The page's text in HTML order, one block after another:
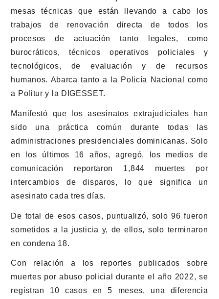
mesas técnicas que están llevando a cabo los
trabajos de renovación directa de todos los
procesos de actuación tanto legales, como
burocráticos, técnicos operativos policiales y
tecnológicos, de evaluación y de recursos
humanos. Abarca tanto a la Policía Nacional como
a Politur y la DIGESSET.
Manifestó que los asesinatos extrajudiciales han
sido una práctica común durante todas las
administraciones presidenciales dominicanas. Solo
en los últimos 16 años, agregó, los medios de
comunicación reportaron 1,844 muertes por
intercambios de disparos, lo que significa un
asesinato cada tres días.
De total de esos casos, puntualizó, solo 96 fueron
sometidos a la justicia y, de ellos, solo terminaron
en condena 18.
Con relación a los reportes publicados sobre
muertes por abuso policial durante el año 2022, se
registran 10 casos en 5 meses, una diferencia